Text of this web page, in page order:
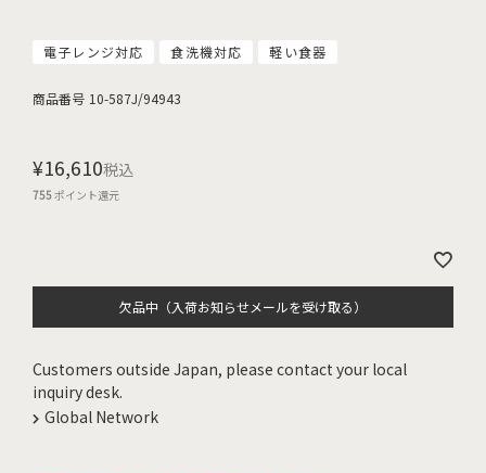
電子レンジ対応 食洗機対応 軽い食器
商品番号 10-587J/94943
¥16,610税込
755ポイント還元
欠品中（入荷お知らせメールを受け取る）
Customers outside Japan, please contact your local
inquiry desk.
Global Network